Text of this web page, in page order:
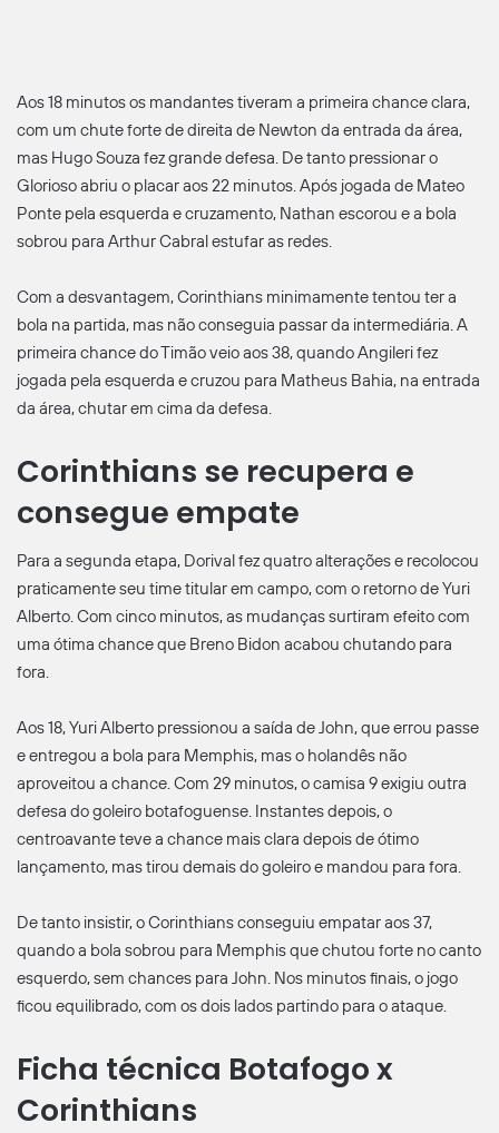
Aos 18 minutos os mandantes tiveram a primeira chance clara,
com um chute forte de direita de Newton da entrada da área,
mas Hugo Souza fez grande defesa. De tanto pressionar o
Glorioso abriu o placar aos 22 minutos. Após jogada de Mateo
Ponte pela esquerda e cruzamento, Nathan escorou e a bola
sobrou para Arthur Cabral estufar as redes.
Com a desvantagem, Corinthians minimamente tentou ter a
bola na partida, mas não conseguia passar da intermediária. A
primeira chance do Timão veio aos 38, quando Angileri fez
jogada pela esquerda e cruzou para Matheus Bahia, na entrada
da área, chutar em cima da defesa.
Corinthians se recupera e
consegue empate
Para a segunda etapa, Dorival fez quatro alterações e recolocou
praticamente seu time titular em campo, com o retorno de Yuri
Alberto. Com cinco minutos, as mudanças surtiram efeito com
uma ótima chance que Breno Bidon acabou chutando para
fora.
Aos 18, Yuri Alberto pressionou a saída de John, que errou passe
e entregou a bola para Memphis, mas o holandês não
aproveitou a chance. Com 29 minutos, o camisa 9 exigiu outra
defesa do goleiro botafoguense. Instantes depois, o
centroavante teve a chance mais clara depois de ótimo
lançamento, mas tirou demais do goleiro e mandou para fora.
De tanto insistir, o Corinthians conseguiu empatar aos 37,
quando a bola sobrou para Memphis que chutou forte no canto
esquerdo, sem chances para John. Nos minutos finais, o jogo
ficou equilibrado, com os dois lados partindo para o ataque.
Ficha técnica Botafogo x
Corinthians